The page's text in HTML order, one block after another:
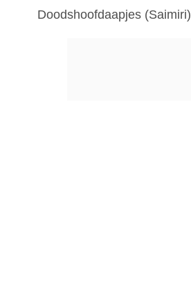
Doodshoofdaapjes (Saimiri)